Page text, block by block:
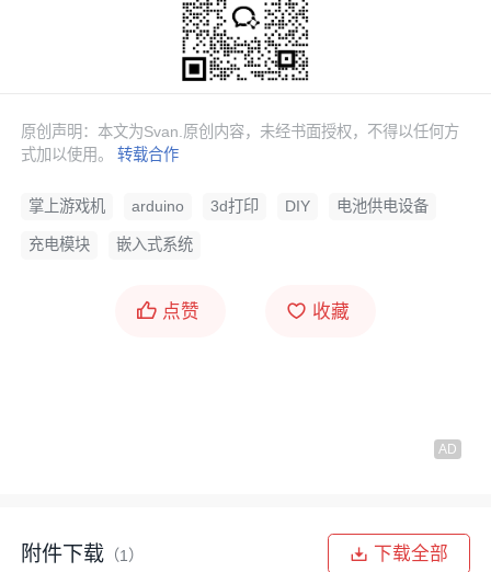
：为游戏机提供稳定的电源，可
锂电池，并配备一个充电模块。
打印技术，根据自己的设计打印出个性化的外
壳。
：用于编写和上传代码到Arduino开
：如果需要自己设计外壳，可以使用
如Fusion 360、Tinkercad等软件进行建模。
原创声明：本文为Svan.原创内容，未经书面授权，不得以任何方
式加以使用。转载合作
掌上游戏机 arduino 3d打印 DIY 电池供电设备
充电模块 嵌入式系统
点赞 收藏
附件下载 （1） 下载全部